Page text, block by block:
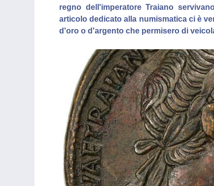
regno dell'imperatore Traiano
articolo dedicato alla numismatica ci è
d'oro o d'argento che permisero di